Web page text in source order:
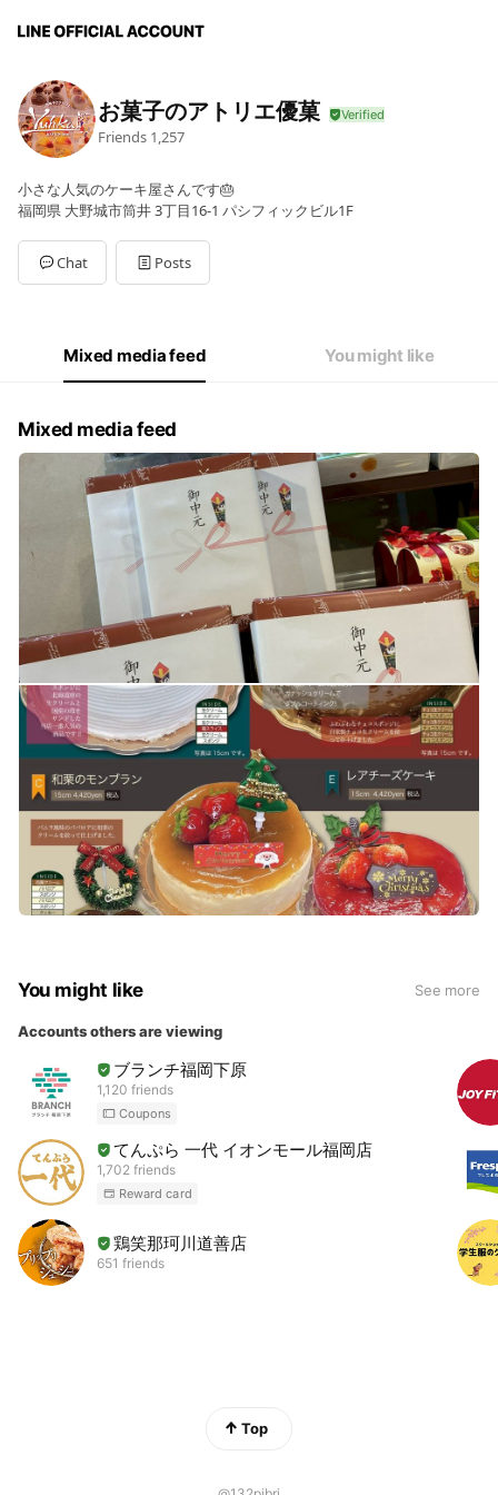
お菓子のアトリエ優菓
Friends 1,257
小さな人気のケーキ屋さんです🎂
福岡県 大野城市筒井 3丁目16-1 パシフィックビル1F
Chat Posts
Mixed media feed You might like
Mixed media feed
You might like See more
Accounts others are viewing
ブランチ福岡下原
1,120 friends
Coupons
てんぷら 一代 イオンモール福岡店
1,702 friends
Reward card
鶏笑那珂川道善店
651 friends
Top